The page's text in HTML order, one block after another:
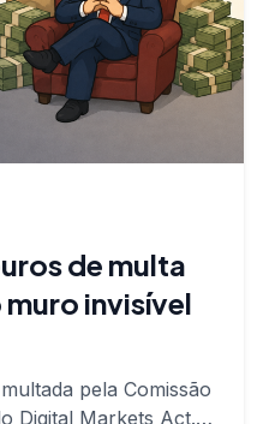
de multa
invisível
pela Comissão
Digital Markets Act.